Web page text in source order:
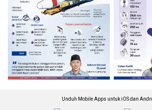
Unduh Mobile Apps untuk iOS dan